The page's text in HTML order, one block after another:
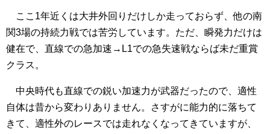
ここ1年近くは大井外回りだけしか走っておらず、他の南
関3場の持続力戦では苦労しています。ただ、瞬発力だけは
健在で、直線での急加速→L1での急失速戦ならば未だ重賞
クラス。
中央時代も直線での鋭い加速力が武器だったので、適性
自体は昔から変わりありません。さすがに能力的に落ちて
きて、適性外のレースでは走れなくなってきていますが、